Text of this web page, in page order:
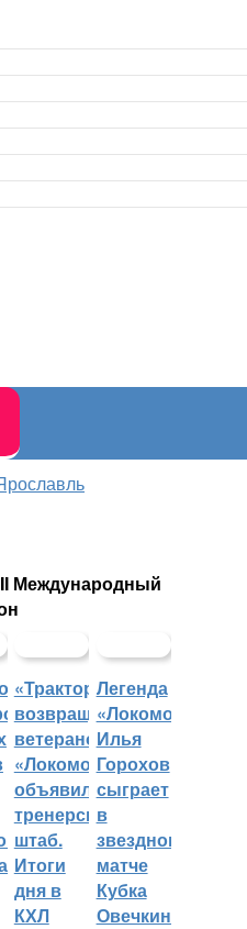
Международный
«Трактор»
возвращает
ветеранов,
«Локомотив»
объявил
тренерский
штаб.
Итоги
дня в
КХЛ
Легенда
«Локомотива»
Илья
Горохов
сыграет
в
звездном
матче
Кубка
Овечкина